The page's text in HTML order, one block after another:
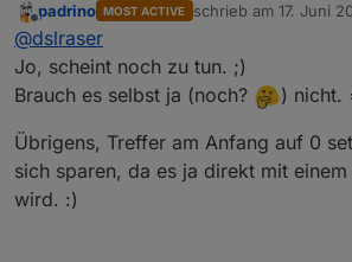
geht es bei mir auch
Offline
padrino MOST ACTIVE schrieb am 17. Juni
zuletzt editiert von
@dslraser
Jo, scheint noch zu tun. ;)
Brauch es selbst ja (noch?
) nicht.
Übrigens, Treffer am Anfang auf 0
sich sparen, da es ja direkt mit
wird. :)